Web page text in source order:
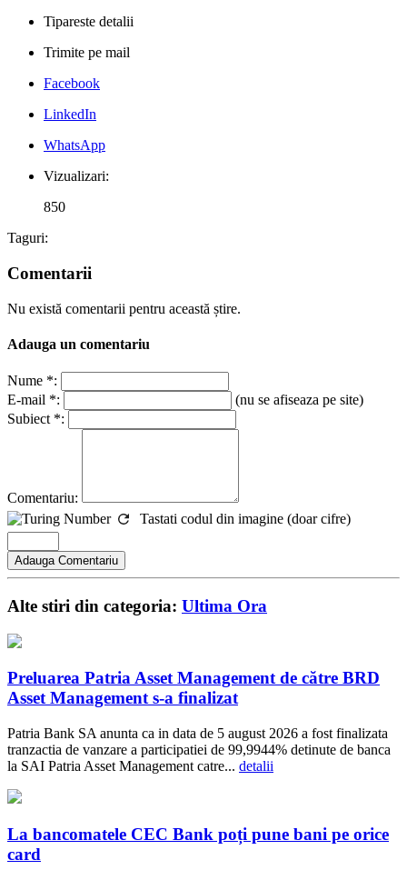
Tipareste detalii
Trimite pe mail
Facebook
LinkedIn
WhatsApp
Vizualizari:
850
Taguri:
Comentarii
Nu există comentarii pentru această știre.
Adauga un comentariu
Nume *:
E-mail *:
(nu se afiseaza pe site)
Subiect *:
Comentariu:
Tastati codul din imagine (doar cifre)
Alte stiri din categoria: Ultima Ora
Preluarea Patria Asset Management de către BRD
Asset Management s-a finalizat
Patria Bank SA anunta ca in data de 5 august 2026 a fost finalizata
tranzactia de vanzare a participatiei de 99,9944% detinute de banca
la SAI Patria Asset Management catre... detalii
La bancomatele CEC Bank poți pune bani pe orice
card